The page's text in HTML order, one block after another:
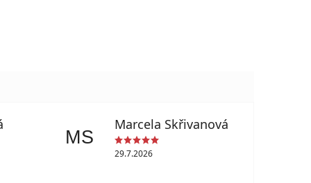
MS
Marcela Skřivanová
29.7.2026